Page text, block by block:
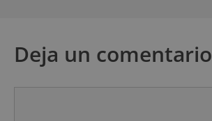
Deja un comentario